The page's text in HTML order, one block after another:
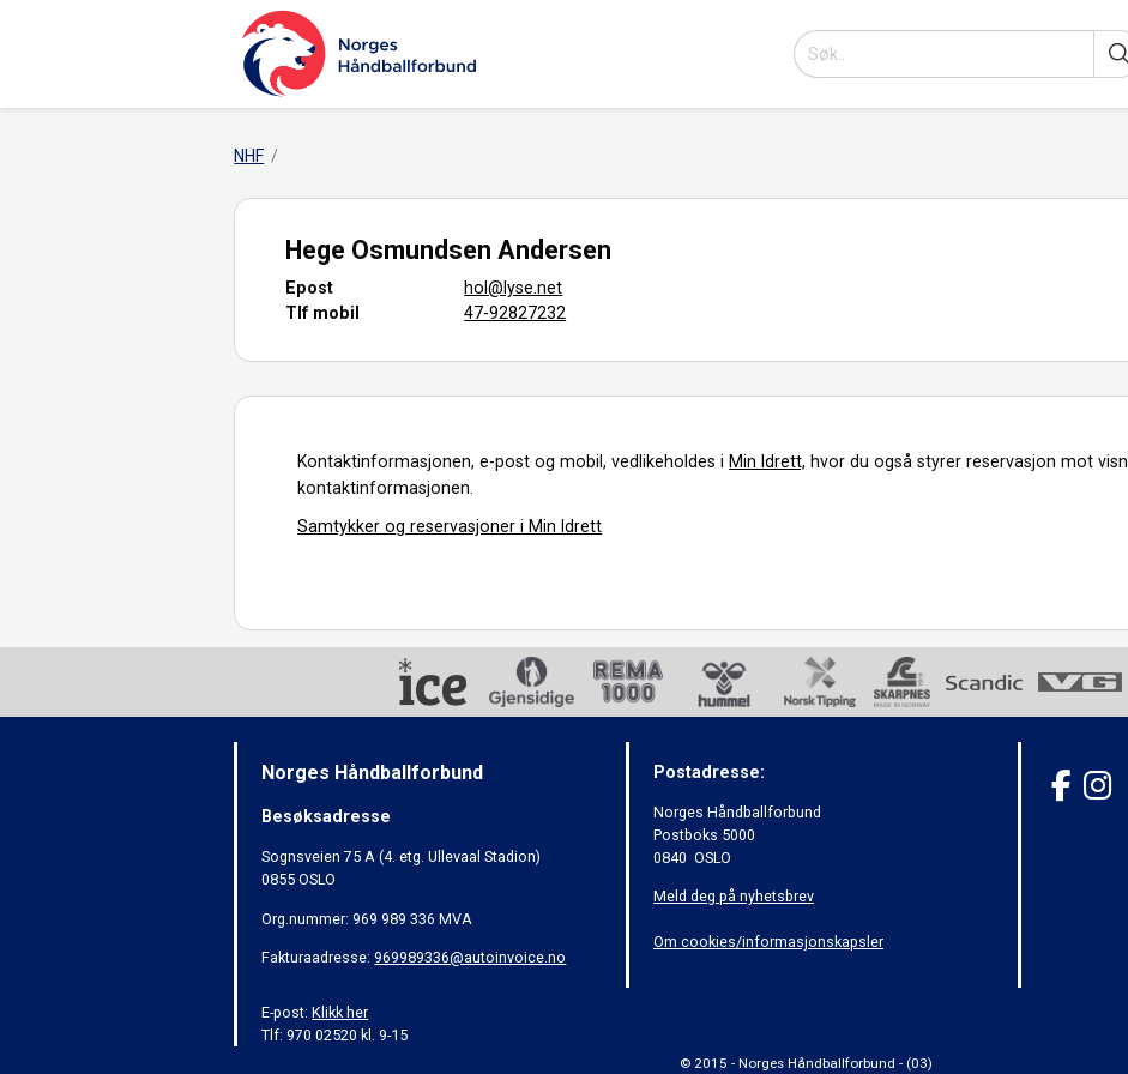
NHF
Hege Osmundsen Andersen
Epost
hol@lyse.net
Tlf mobil
47-92827232
Kontaktinformasjonen, e-post og mobil, vedlikeholdes i Min Idrett, hvor du også styrer reservasjon mot
kontaktinformasjonen.
Samtykker og reservasjoner i Min Idrett
Norges Håndballforbund
Besøksadresse
Sognsveien 75 A (4. etg. Ullevaal Stadion)
0855 OSLO
Org.nummer: 969 989 336 MVA
Fakturaadresse:969989336@autoinvoice.no
E-post:Klikk her
Tlf: 970 02520 kl. 9-15
Postadresse:
Norges Håndballforbund
Postboks 5000
0840 OSLO
Meld deg på nyhetsbrev
Om cookies/informasjonskapsler
© 2015 - Norges Håndballforbund - (03)